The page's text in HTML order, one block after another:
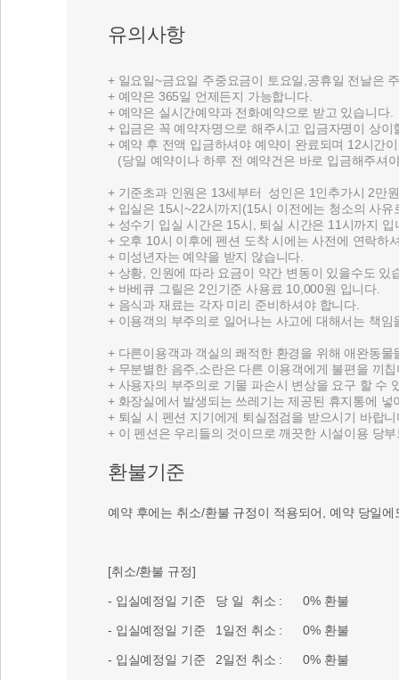
유의사항
+ 일요일~금요일 주중요금이 토요일,공휴일 전날은
+ 예약은 365일 언제든지 가능합니다.
+ 예약은 실시간예약과 전화예약으로 받고 있습니다.
+ 입금은 꼭 예약자명으로 해주시고 입금자명이 상
+ 예약 후 전액 입금하셔야 예약이 완료되며 12시간
(당일 예약이나 하루 전 예약건은 바로 입금해주셔
+ 기준초과 인원은 13세부터 성인은 1인추가시 2만
+ 입실은 15시~22시까지(15시 이전에는 청소의 사
+ 성수기 입실 시간은 15시, 퇴실 시간은 11시까지 입
+ 오후 10시 이후에 펜션 도착 시에는 사전에 연락하
+ 미성년자는 예약을 받지 않습니다.
+ 상황, 인원에 따라 요금이 약간 변동이 있을수도 있
+ 바베큐 그릴은 2인기준 사용료 10,000원 입니다.
+ 음식과 재료는 각자 미리 준비하셔야 합니다.
+ 이용객의 부주의로 일어나는 사고에 대해서는 책임
+ 다른이용객과 객실의 쾌적한 환경을 위해 애완동
+ 무분별한 음주,소란은 다른 이용객에게 불편을 끼
+ 사용자의 부주의로 기물 파손시 변상을 요구 할 수
+ 화장실에서 발생되는 쓰레기는 제공된 휴지통에 넣
+ 퇴실 시 펜션 지기에게 퇴실점검을 받으시기 바랍니
+ 이 펜션은 우리들의 것이므로 깨끗한 시설이용 당
환불기준
예약 후에는 취소/환불 규정이 적용되어, 예약 당일
[취소/환불 규정]
- 입실예정일 기준 당 일 취소 : 0% 환불
- 입실예정일 기준 1일전 취소 : 0% 환불
- 입실예정일 기준 2일전 취소 : 0% 환불